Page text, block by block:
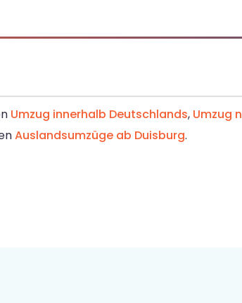
Umzug innerhalb Deutschlands, Umzug
Auslandsumzüge ab Duisburg.